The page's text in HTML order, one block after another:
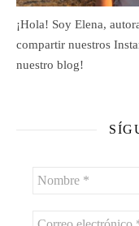
¡Hola! Soy Elena,
compartir nuestros
nuestro blog!
Nombre
Correo